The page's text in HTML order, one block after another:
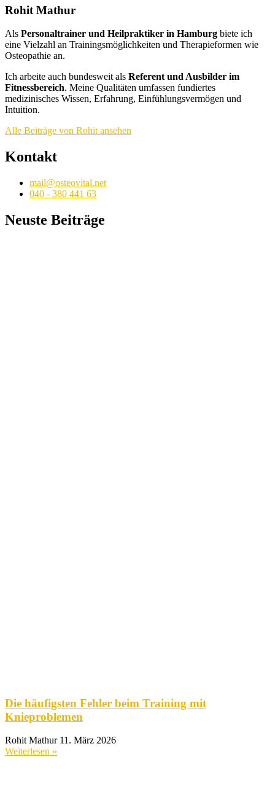
Rohit Mathur
Als Personaltrainer und Heilpraktiker in Hamburg biete ich
eine Vielzahl an Trainingsmöglichkeiten und Therapieformen wie
Osteopathie an.
Ich arbeite auch bundesweit als Referent und Ausbilder im
Fitnessbereich. Meine Qualitäten umfassen fundiertes
medizinisches Wissen, Erfahrung, Einfühlungsvermögen und
Intuition.
Alle Beiträge von Rohit ansehen
Kontakt
mail@osteovital.net
040 - 380 441 63
Neuste Beiträge
Die häufigsten Fehler beim Training mit
Knieproblemen
Rohit Mathur 11. März 2026
Weiterlesen »